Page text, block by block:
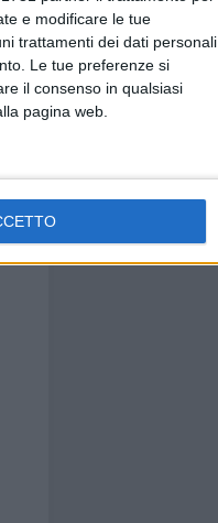
e modificare le tue
trattamenti dei dati personali
Le tue preferenze si
il consenso in qualsiasi
pagina web.